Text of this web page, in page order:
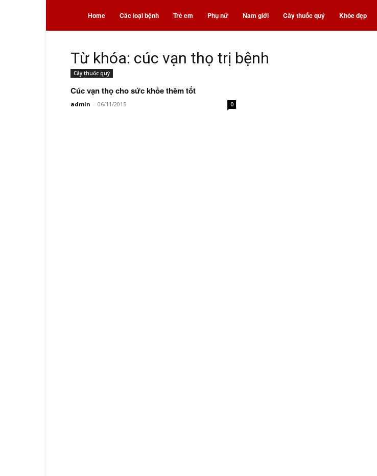
Bệnh
thuốc
Home Các loại bệnh Trẻ em Phụ nữ Nam giới Cây thuốc quý Khỏe đẹp
Từ khóa: cúc vạn thọ trị bệnh
Cây thuốc quý
Cúc vạn thọ cho sức khỏe thêm tốt
admin - 06/11/2015 0